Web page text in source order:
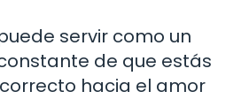
servir como un
de que estás
hacia el amor